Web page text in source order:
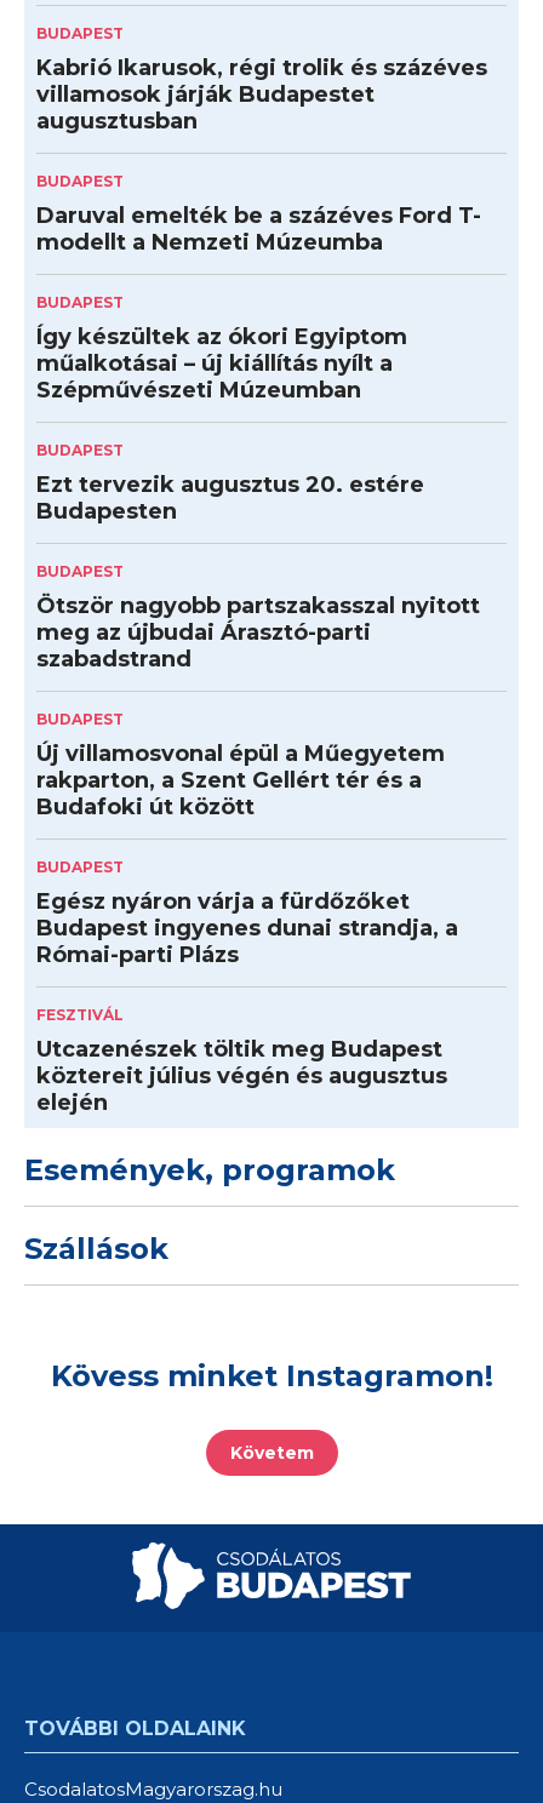
BUDAPEST
Kabrió Ikarusok, régi trolik és százéves
villamosok járják Budapestet
augusztusban
BUDAPEST
Daruval emelték be a százéves Ford T-
modellt a Nemzeti Múzeumba
BUDAPEST
Így készültek az ókori Egyiptom
műalkotásai – új kiállítás nyílt a
Szépművészeti Múzeumban
BUDAPEST
Ezt tervezik augusztus 20. estére
Budapesten
BUDAPEST
Ötször nagyobb partszakasszal nyitott
meg az újbudai Árasztó-parti
szabadstrand
BUDAPEST
Új villamosvonal épül a Műegyetem
rakparton, a Szent Gellért tér és a
Budafoki út között
BUDAPEST
Egész nyáron várja a fürdőzőket
Budapest ingyenes dunai strandja, a
Római-parti Plázs
FESZTIVÁL
Utcazenészek töltik meg Budapest
köztereit július végén és augusztus
elején
Események, programok
Szállások
Kövess minket Instagramon!
Követem
TOVÁBBI OLDALAINK
CsodalatosMagyarorszag.hu